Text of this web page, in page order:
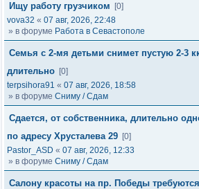
Ищу работу грузчиком
[0]
vova32 « 07 авг, 2026, 22:48
» в форуме Работа в Севастополе
Семья с 2-мя детьми снимет пустую 2-3
длительно [0]
terpsihora91 « 07 авг, 2026, 18:58
» в форуме Сниму / Сдам
Сдается, от собственника, длительно
по адресу Хрусталева 29 [0]
Pastor_ASD « 07 авг, 2026, 12:33
» в форуме Сниму / Сдам
Салону красоты на пр. Победы